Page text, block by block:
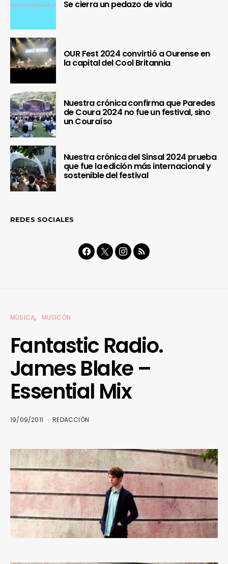
Se cierra un pedazo de vida
OUR Fest 2024 convirtió a Ourense en
la capital del Cool Britannia
Nuestra crónica confirma que Paredes
de Coura 2024 no fue un festival, sino
un Couraíso
Nuestra crónica del Sinsal 2024 prueba
que fue la edición más internacional y
sostenible del festival
REDES SOCIALES
MÚSICA MUSICÓN
Fantastic Radio.
James Blake –
Essential Mix
19/09/2011 REDACCIÓN